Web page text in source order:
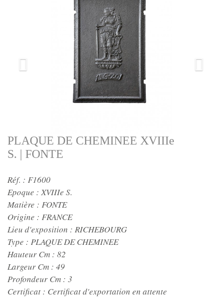
PLAQUE DE CHEMINEE XVIIIe
S. | FONTE
Réf. : F1600
Epoque :XVIIIe S.
Matière : FONTE
Origine : FRANCE
Lieu d'exposition : RICHEBOURG
Type : PLAQUE DE CHEMINEE
Hauteur Cm : 82
Largeur Cm : 49
Profondeur Cm : 3
Certificat : Certificat d'exportation en attente